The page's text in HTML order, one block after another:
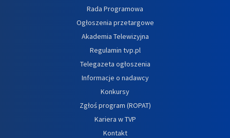
Rada Programowa
Ogłoszenia przetargowe
Akademia Telewizyjna
Regulamin tvp.pl
Telegazeta ogłoszenia
Informacje o nadawcy
Konkursy
Zgłoś program (ROPAT)
Kariera w TVP
Kontakt